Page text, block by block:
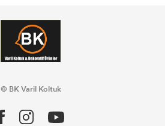
© BK Varil Koltuk